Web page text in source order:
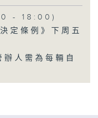
- 18:00)
定條例》下周五
人需為每輛自